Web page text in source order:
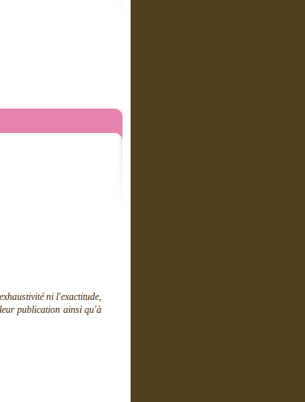
ni l'exactitude,
publication ainsi qu'à